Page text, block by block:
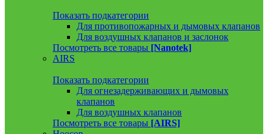
Показать подкатегории
Для противопожарных и дымовых клапанов
Для воздушных клапанов и заслонок
Посмотреть все товары [Nanotek]
AIRS
Показать подкатегории
Для огнезадерживающих и дымовых
клапанов
Для воздушных клапанов
Посмотреть все товары [AIRS]